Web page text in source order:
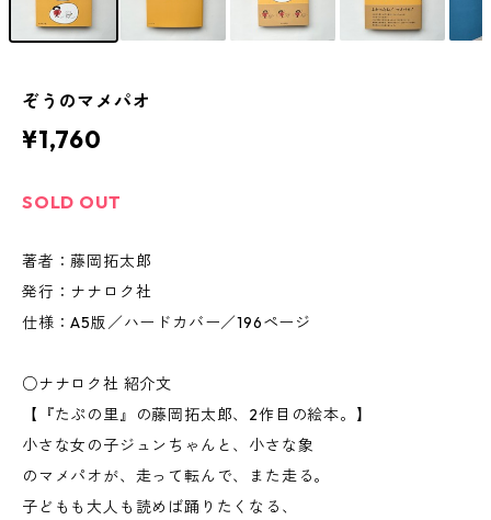
ぞうのマメパオ
¥1,760
SOLD OUT
著者：藤岡拓太郎
発行：ナナロク社
仕様：A5版／ハードカバー／196ページ
○ナナロク社 紹介文
【『たぷの里』の藤岡拓太郎、2作目の絵本。】
小さな女の子ジュンちゃんと、小さな象
のマメパオが、走って転んで、また走る。
子どもも大人も読めば踊りたくなる、